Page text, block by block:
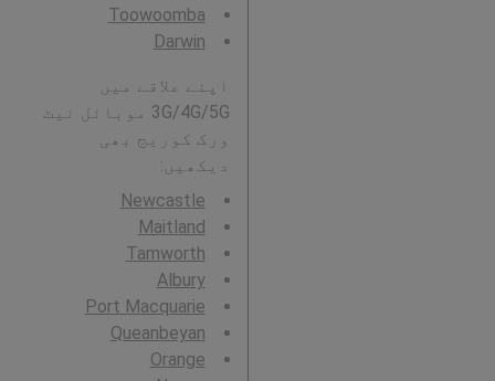
Toowoomba
Darwin
اپنے علاقے میں
3G/4G/5G موبائل نیٹ
ورک کوریج بھی
دیکھیں:
Newcastle
Maitland
Tamworth
Albury
Port Macquarie
Queanbeyan
Orange